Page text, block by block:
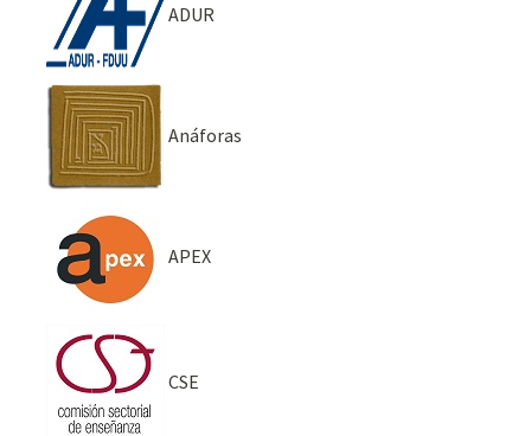
ADUR
Anáforas
APEX
CSE